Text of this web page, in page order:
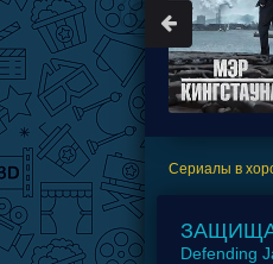
Сериалы в
Defending